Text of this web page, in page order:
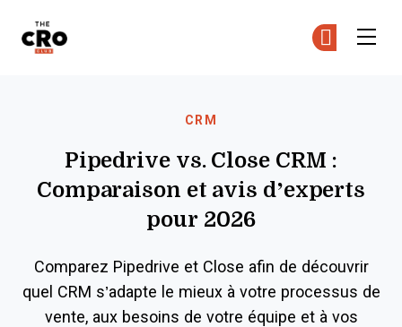
CRM
Pipedrive vs. Close CRM :
Comparaison et avis d’experts
pour 2026
Comparez Pipedrive et Close afin de découvrir
quel CRM s’adapte le mieux à votre processus de
vente, aux besoins de votre équipe et à vos